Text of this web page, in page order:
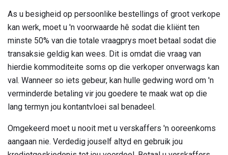
As u besigheid op persoonlike bestellings of groot verkope
kan werk, moet u 'n voorwaarde hê sodat die kliënt ten
minste 50% van die totale vraagprys moet betaal sodat die
transaksie geldig kan wees. Dit is omdat die vraag van
hierdie kommoditeite soms op die verkoper onverwags kan
val. Wanneer so iets gebeur, kan hulle gedwing word om 'n
verminderde betaling vir jou goedere te maak wat op die
lang termyn jou kontantvloei sal benadeel.
Omgekeerd moet u nooit met u verskaffers 'n ooreenkoms
aangaan nie. Verdedig jouself altyd en gebruik jou